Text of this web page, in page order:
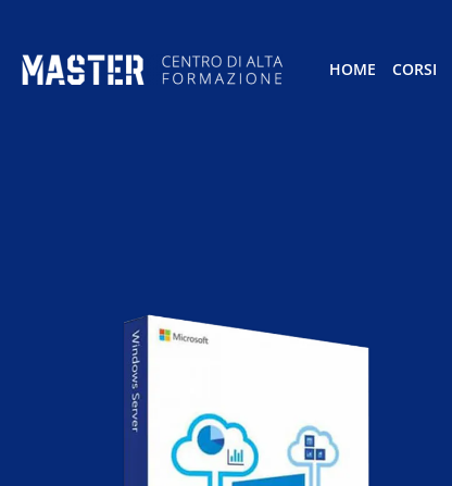
HOME CORSI